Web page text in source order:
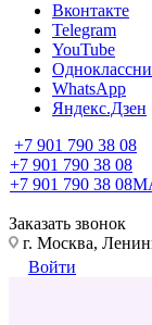
Вконтакте
Telegram
YouTube
WhatsApp
Яндекс.Дзен
+7 901 790 38 08
+7 901 790 38 08
+7 901 790 38 08
Заказать звонок
г. Москва,
Войти